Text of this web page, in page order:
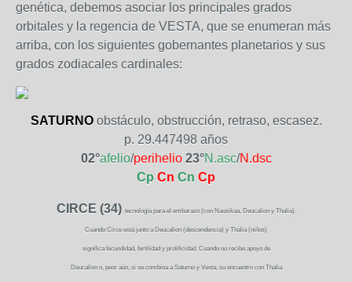
genética, debemos asociar los principales grados
orbitales y la regencia de VESTA, que se enumeran más
arriba, con los siguientes gobernantes planetarios y sus
grados zodiacales cardinales:
SATURNOobstáculo, obstrucción, retraso, escasez.
p. 29.447498 años
02°afelio/perihelio 23°N.asc/N.dsc
Cp Cn Cn Cp
CIRCE (34) tecnología para el embarazo (con Nausikaa, Deucalion y Thalia).
Cuando Circe está junto a Deucalion (descendencia) y Thalia (niños)
significa fecundidad, fertilidad y prolificidad. Cuando no recibe apoyo de
Deucalion o, peor aún, si se combina a Saturno y Vesta, su encuentro con Thalia